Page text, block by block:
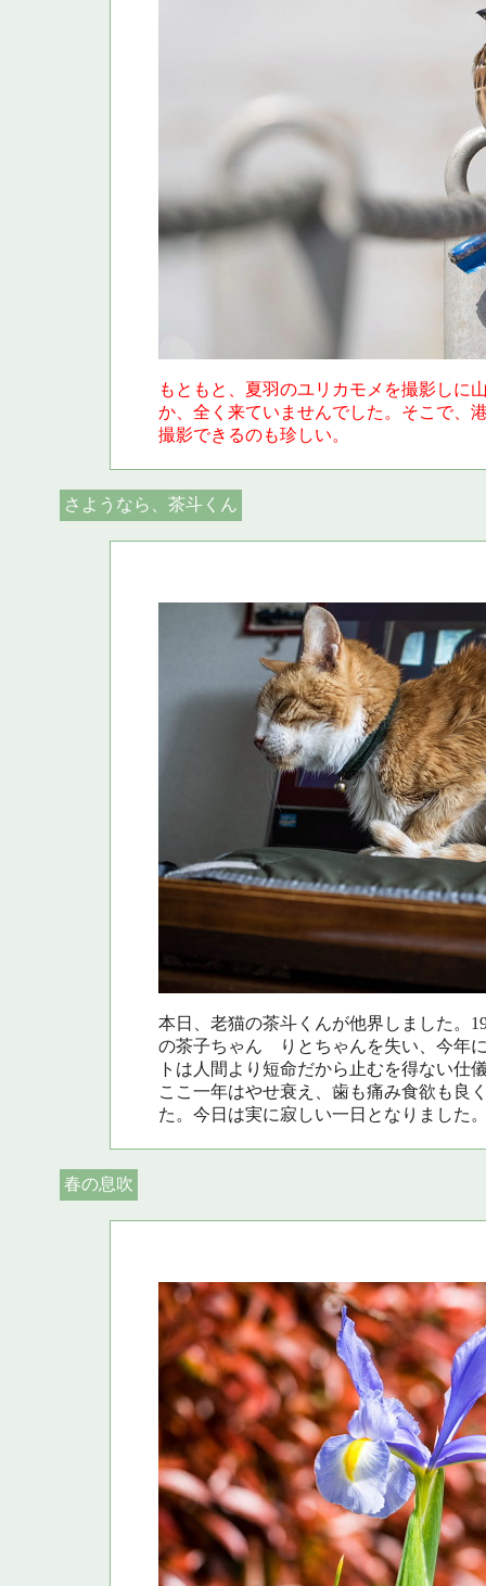
もともと、夏羽のユリカモメを撮影しに
か、全く来ていませんでした。そこで、
撮影できるのも珍しい。
さようなら、茶斗くん
本日、老猫の茶斗くんが他界しました。
の茶子ちゃん りとちゃんを失い、今年
トは人間より短命だから止むを得ない仕
ここ一年はやせ衰え、歯も痛み食欲も良
た。今日は実に寂しい一日となりました
春の息吹